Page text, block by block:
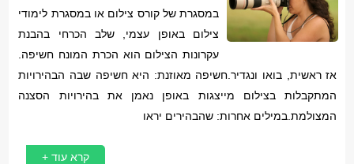
במסגרת של קורס צילום או במסגרת לימודי
צילום באופן עצמי, שלב הכרחי בהבנת
עקרונות הצילום הוא הכרת המונח חשיפה.
אז ראשית, בואו ונגדיר.חשיפה מאוזנת: היא חשיפה שבה הבהירויות
המתקבלות בצילום מייצגות באופן נאמן את בהירויות הסצנה
המצולמת.במילים אחרות: שהבהירים יראו
קרא עוד +